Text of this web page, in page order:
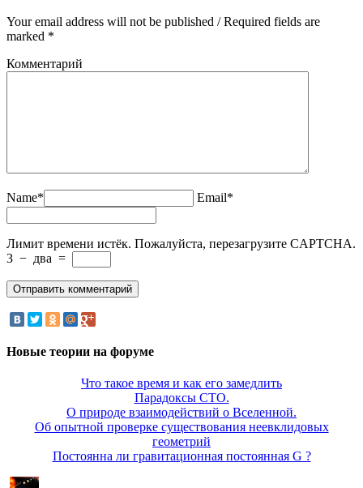
Your email address will not be published / Required fields are
marked *
Комментарий
Name* Email*
Лимит времени истёк. Пожалуйста, перезагрузите CAPTCHA.
3 − два =
Новые теории на форуме
Что такое время и как его замедлить
Парадоксы СТО.
О природе взаимодействий о Вселенной.
Об опытной проверке существования неевклидовых
геометрий
Постоянна ли гравитационная постоянная G ?